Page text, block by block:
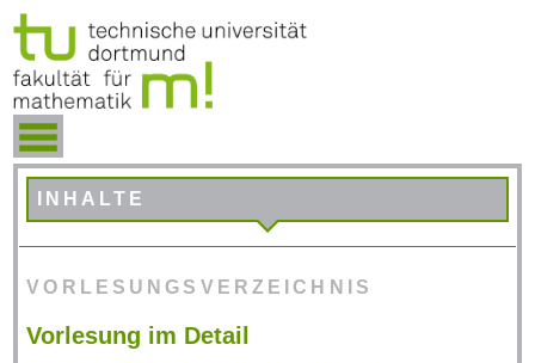
INHALTE
VORLESUNGSVERZEICHNIS
Vorlesung im Detail